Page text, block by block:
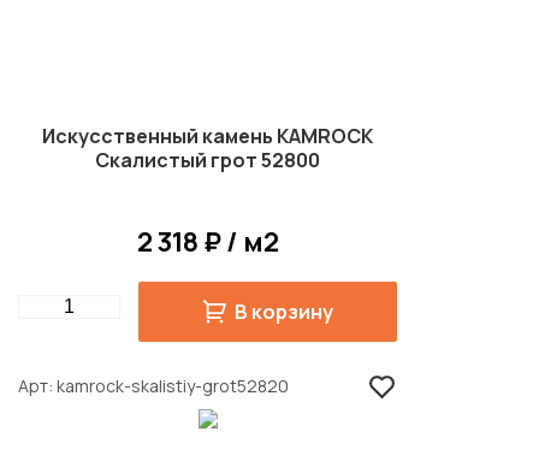
Искусственный камень KAMROCK
Скалистый грот 52800
2 318 ₽ / м2
Quantity В корзину
Арт kamrock-skalistiy-grot52820